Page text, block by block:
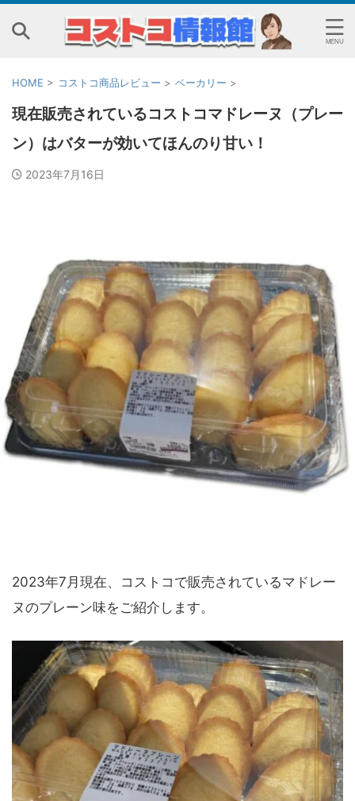
HOME > コストコ商品レビュー > ベーカリー >
現在販売されているコストコマドレーヌ（プレー
ン）はバターが効いてほんのり甘い！
2023年7月16日
2023年7月現在、コストコで販売されているマドレー
ヌのプレーン味をご紹介します。